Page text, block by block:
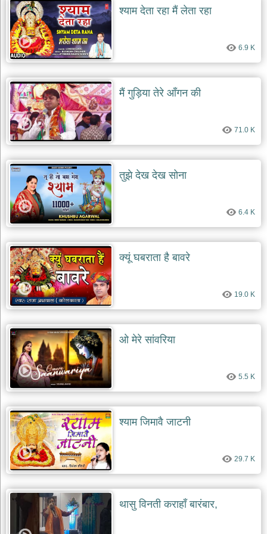
श्याम देता रहा मैं लेता रहा
6.9 K
मैं गुड़िया तेरे आँगन की
71.0 K
तुझे देख देख सोना
6.4 K
क्यूं घबराता है बावरे
19.0 K
ओ मेरे सांवरिया
5.5 K
श्याम जिमावै जाटनी
29.7 K
थासु विनती कराहाँ बारंबार,